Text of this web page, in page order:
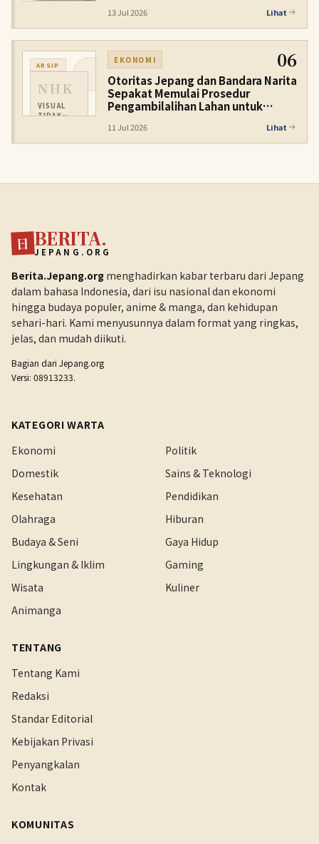
13 Jul 2026 Lihat
ARSIP
NHK
VISUAL
TIDAK
EKONOMI 06
Otoritas Jepang dan Bandara Narita
Sepakat Memulai Prosedur
Pengambilalihan Lahan untuk
11 Jul 2026 Lihat
日 BERITA.
JEPANG.ORG
Berita.Jepang.org menghadirkan kabar terbaru dari Jepang
dalam bahasa Indonesia, dari isu nasional dan ekonomi
hingga budaya populer, anime & manga, dan kehidupan
sehari-hari. Kami menyusunnya dalam format yang ringkas,
jelas, dan mudah diikuti.
Bagian dari Jepang.org
Versi: 08913233.
KATEGORI WARTA
Ekonomi
Politik
Domestik
Sains & Teknologi
Kesehatan
Pendidikan
Olahraga
Hiburan
Budaya & Seni
Gaya Hidup
Lingkungan & Iklim
Gaming
Wisata
Kuliner
Animanga
TENTANG
Tentang Kami
Redaksi
Standar Editorial
Kebijakan Privasi
Penyangkalan
Kontak
KOMUNITAS